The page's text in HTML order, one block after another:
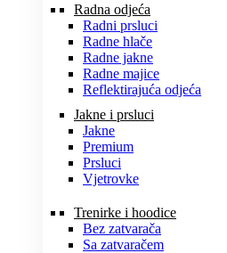
Radna odjeća
Radni prsluci
Radne hlače
Radne jakne
Radne majice
Reflektirajuća odjeća
Jakne i prsluci
Jakne
Premium
Prsluci
Vjetrovke
Trenirke i hoodice
Bez zatvarača
Sa zatvaračem